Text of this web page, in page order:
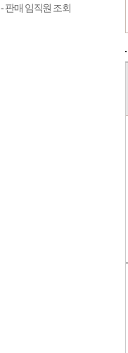
- 판매 임직원 조회